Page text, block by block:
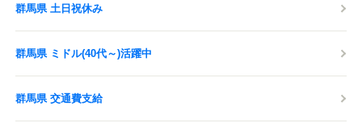
群馬県 土日祝休み
群馬県 ミドル(40代～)活躍中
群馬県 交通費支給